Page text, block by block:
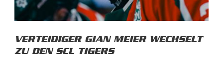
VERTEIDIGER GIAN MEIER WECHSELT
ZU DEN SCL TIGERS